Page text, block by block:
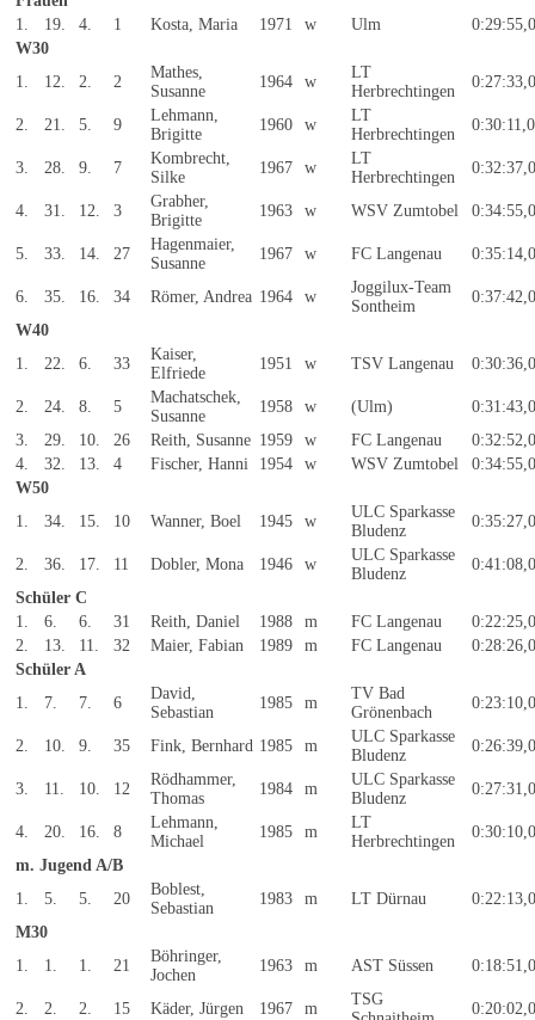
1.
19. 4. 1 Kosta, Maria 1971 w Ulm
W30
1.
12. 2. 2
Mathes,
Susanne
1964 w
LT
Herbrechtingen
2. 21. 5. 9
Lehmann,
Brigitte
1960 w
LT
Herbrechtingen
3. 28. 9. 7
Kombrecht,
Silke
1967 w
LT
Herbrechtingen
4. 31. 12. 3
Grabher,
Brigitte
1963 w WSV Zumtobel
5. 33. 14. 27
Hagenmaier,
Susanne
1967 w FC Langenau
6. 35. 16. 34 Römer, Andrea 1964 w
Joggilux-Team
Sontheim
W40
1.
22. 6. 33
Kaiser,
Elfriede
1951 w TSV Langenau
2. 24. 8. 5
Machatschek,
Susanne
1958 w (Ulm)
3.
29. 10. 26 Reith, Susanne 1959 w FC Langenau
4.
32. 13. 4 Fischer, Hanni 1954 w WSV Zumtobel
W50
1.
34. 15. 10 Wanner, Boel 1945 w
ULC Sparkasse
Bludenz
2. 36. 17. 11 Dobler, Mona 1946 w
ULC Sparkasse
Bludenz
Schüler C
1.
6. 6. 31 Reith, Daniel 1988 m FC Langenau
2.
13. 11. 32 Maier, Fabian 1989 m FC Langenau
Schüler A
1.
7. 7. 6
David,
Sebastian
1985 m
TV Bad
Grönenbach
2. 10. 9. 35 Fink, Bernhard 1985 m
ULC Sparkasse
Bludenz
3. 11. 10. 12
Rödhammer,
Thomas
1984 m
ULC Sparkasse
Bludenz
4. 20. 16. 8
Lehmann,
Michael
1985 m
LT
Herbrechtingen
m. Jugend A/B
1.
5. 5. 20
Boblest,
Sebastian
1983 m LT Dürnau
M30
1.
1. 1. 21
Böhringer,
Jochen
1963 m AST Süssen
2. 2. 2. 15 Käder, Jürgen 1967 m
TSG